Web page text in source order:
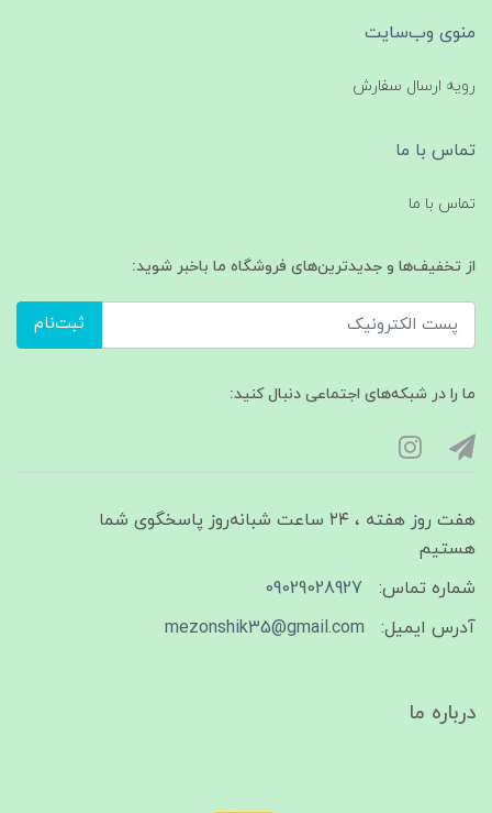
منوی وب‌سایت
رویه ارسال سفارش
تماس با ما
تماس با ما
از تخفیف‌ها و جدیدترین‌های فروشگاه ما باخبر شوید:
ثبت‌نام
ما را در شبکه‌های اجتماعی دنبال کنید:
هفت روز هفته ، ۲۴ ساعت شبانه‌روز پاسخگوی شما
هستیم
شماره تماس:
09029028927
آدرس ایمیل:
mezonshik35@gmail.com
درباره ما